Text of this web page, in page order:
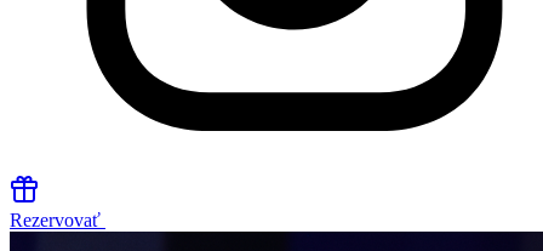
Rezervovať